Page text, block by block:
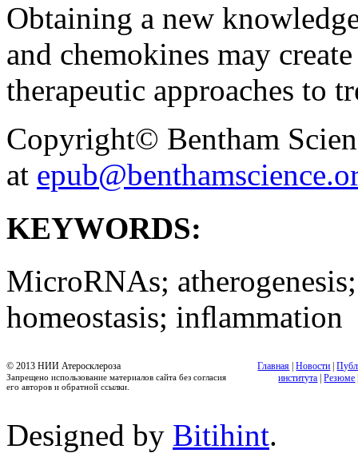
Obtaining a new
and chemokines may
therapeutic approaches to
Copyright© Bentham
at
KEYWORDS:
MicroRNAs;
homeostasis; inﬂammation
© 2013 НИИ Атеросклероза
Запрещено использование материалов сайта без согласия
его авторов и обратной ссылки.
Главная |Новости |
института |Резюме
Designed by Bitihint.